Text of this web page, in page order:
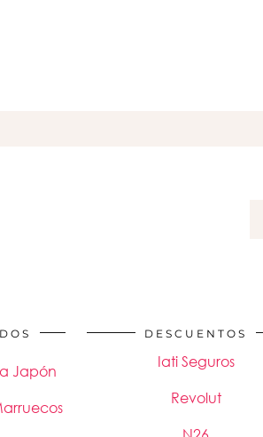
Japón
DESCUENTOS
Iati Seguros
Revolut